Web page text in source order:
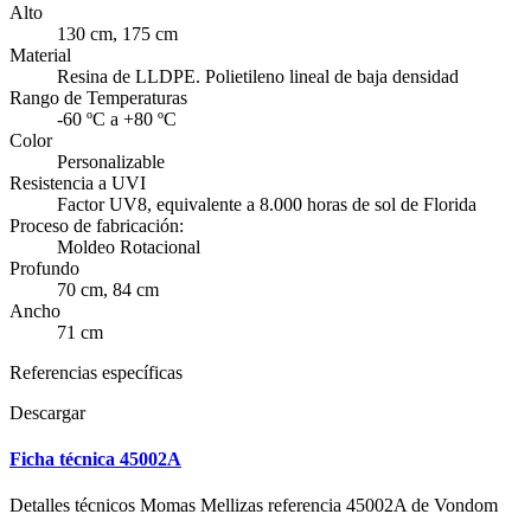
Alto
130 cm, 175 cm
Material
Resina de LLDPE. Polietileno lineal de baja densidad
Rango de Temperaturas
-60 ºC a +80 ºC
Color
Personalizable
Resistencia a UVI
Factor UV8, equivalente a 8.000 horas de sol de Florida
Proceso de fabricación:
Moldeo Rotacional
Profundo
70 cm, 84 cm
Ancho
71 cm
Referencias específicas
Descargar
Ficha técnica 45002A
Detalles técnicos Momas Mellizas referencia 45002A de Vondom